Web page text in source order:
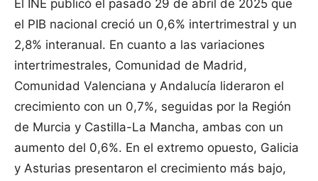
El INE publicó el pasado 29 de abril de 2025 que
el PIB nacional creció un 0,6% intertrimestral y un
2,8% interanual. En cuanto a las variaciones
intertrimestrales, Comunidad de Madrid,
Comunidad Valenciana y Andalucía lideraron el
crecimiento con un 0,7%, seguidas por la Región
de Murcia y Castilla-La Mancha, ambas con un
aumento del 0,6%. En el extremo opuesto, Galicia
y Asturias presentaron el crecimiento más bajo,